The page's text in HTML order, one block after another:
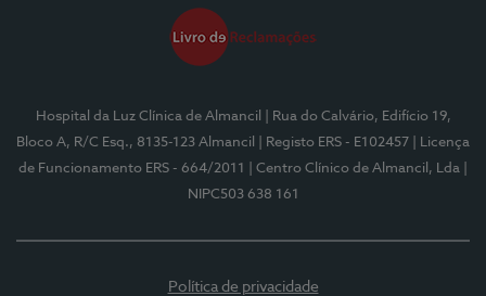
Hospital da Luz Clínica de Almancil
| Rua do Calvário, Edifício 19,
Bloco A, R/C Esq., 8135-123 Almancil
| Registo ERS - E102457
| Licença
de Funcionamento ERS - 664/2011
| Centro Clínico de Almancil, Lda
NIPC503 638 161
Política de privacidade